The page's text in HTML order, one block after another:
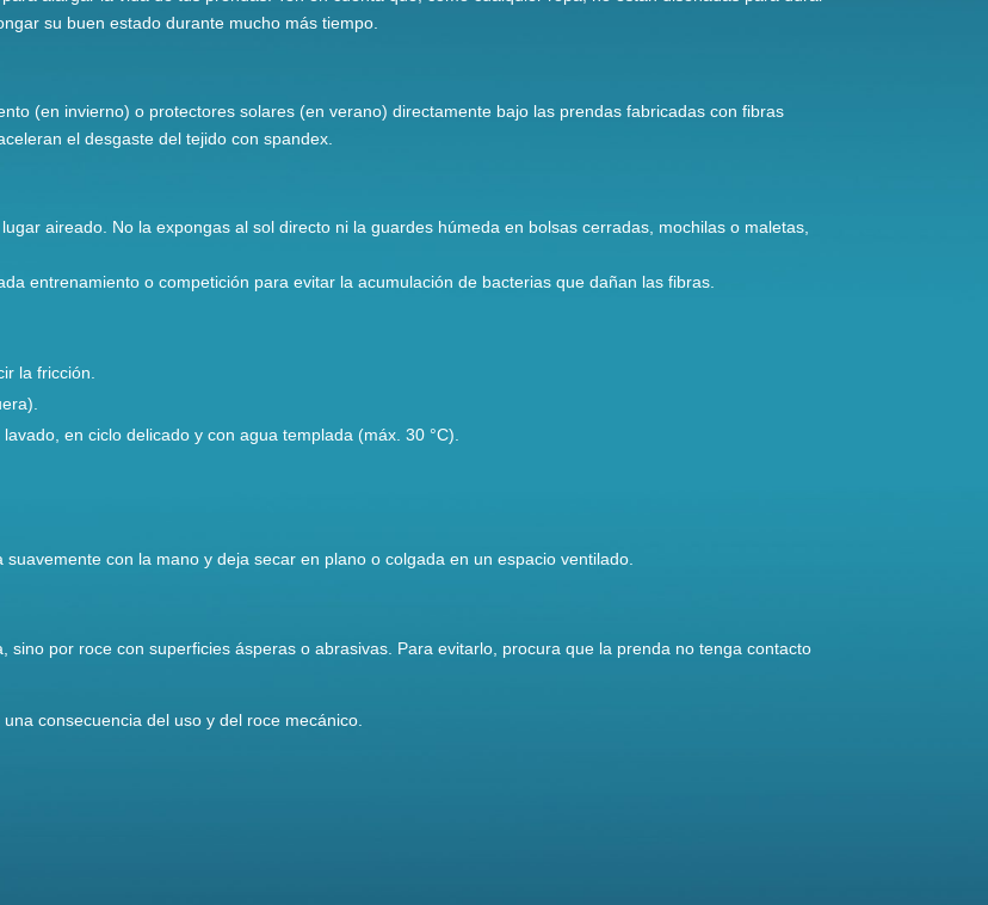
su buen estado durante mucho más tiempo.
(en invierno) o protectores solares (en verano) directamente bajo las prendas fabricadas con fibras
el desgaste del tejido con spandex.
aireado. No la expongas al sol directo ni la guardes húmeda en bolsas cerradas, mochilas o maletas,
entrenamiento o competición para evitar la acumulación de bacterias que dañan las fibras.
la fricción.
en ciclo delicado y con agua templada (máx. 30 °C).
con la mano y deja secar en plano o colgada en un espacio ventilado.
por roce con superficies ásperas o abrasivas. Para evitarlo, procura que la prenda no tenga contacto
consecuencia del uso y del roce mecánico.